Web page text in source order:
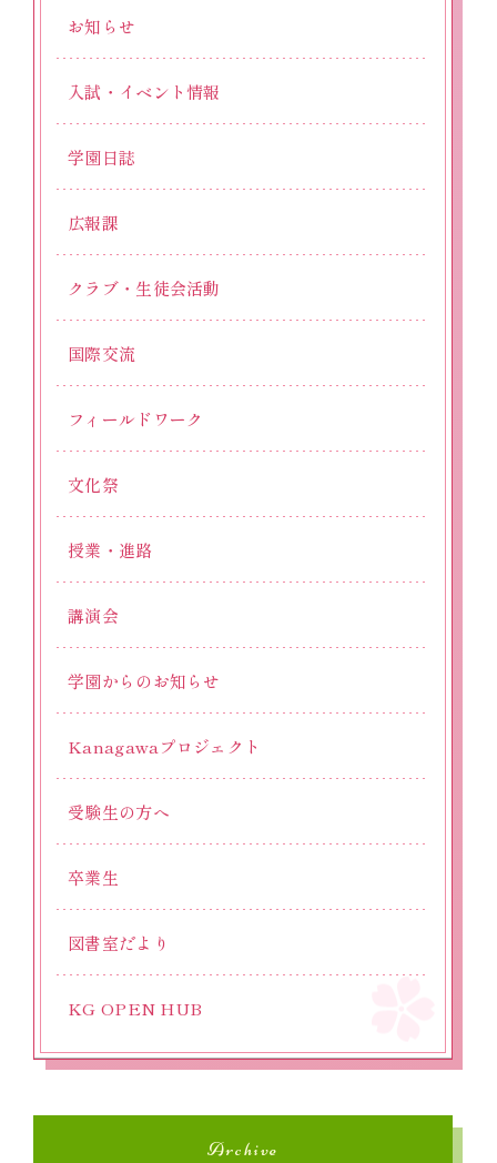
お知らせ
入試・イベント情報
学園日誌
広報課
クラブ・生徒会活動
国際交流
フィールドワーク
文化祭
授業・進路
講演会
学園からのお知らせ
Kanagawaプロジェクト
受験生の方へ
卒業生
図書室だより
KG OPEN HUB
Archive